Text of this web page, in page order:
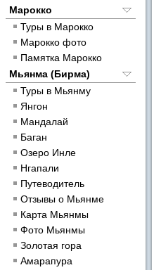
Марокко
Туры в Марокко
Марокко фото
Памятка Марокко
Мьянма (Бирма)
Туры в Мьянму
Янгон
Мандалай
Баган
Озеро Инле
Нгапали
Путеводитель
Отзывы о Мьянме
Карта Мьянмы
Фото Мьянмы
Золотая гора
Амарапура